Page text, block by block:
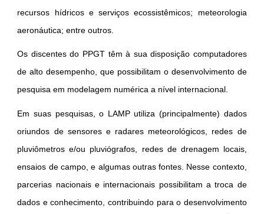
recursos hídricos e serviços ecossistêmicos; meteorologia
aeronáutica; entre outros.
Os discentes do PPGT têm à sua disposição computadores
de alto desempenho, que possibilitam o desenvolvimento de
pesquisa em modelagem numérica a nível internacional.
Em suas pesquisas, o LAMP utiliza (principalmente) dados
oriundos de sensores e radares meteorológicos, redes de
pluviômetros e/ou pluviógrafos, redes de drenagem locais,
ensaios de campo, e algumas outras fontes. Nesse contexto,
parcerias nacionais e internacionais possibilitam a troca de
dados e conhecimento, contribuindo para o desenvolvimento